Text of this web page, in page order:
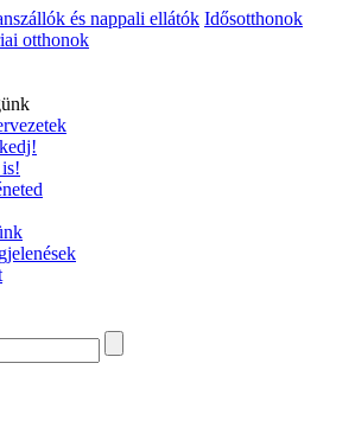
és nappali ellátók Idősotthonok
otthonok